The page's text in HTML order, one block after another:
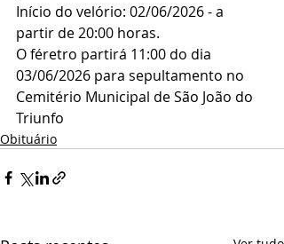
Início do velório: 02/06/2026 - a
partir de 20:00 horas.
O féretro partirá 11:00 do dia
03/06/2026 para sepultamento no
Cemitério Municipal de São João do
Triunfo
Obituário